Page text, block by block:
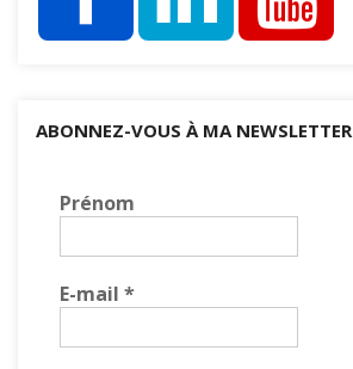
ABONNEZ-VOUS À MA NEWSLETTER
Prénom
E-mail *